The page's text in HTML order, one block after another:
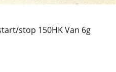
stop 150HK Van 6g